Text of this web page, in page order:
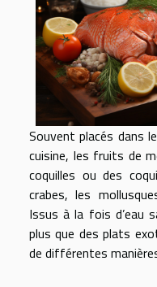
Souvent placés dans
cuisine, les fruits de
coquilles ou des
crabes, les
Issus à la fois d’eau
plus que des plats
de différentes